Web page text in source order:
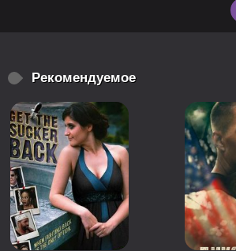
Рекомендуемое